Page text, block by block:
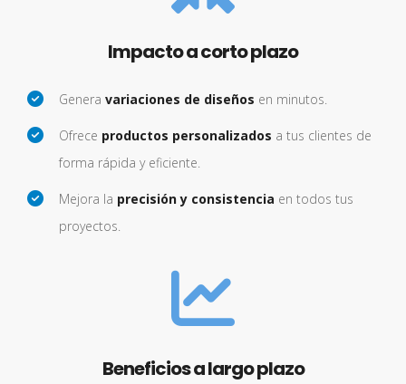
Impacto a corto plazo
Genera variaciones de diseños en minutos.
Ofrece productos personalizados a tus clientes de
forma rápida y eficiente.
Mejora la precisión y consistencia en todos tus
proyectos.
Beneficios a largo plazo